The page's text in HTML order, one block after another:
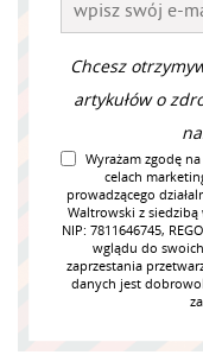
Chcesz
artykułów o
Wyrażam zgodę
celach
prowadzącego
Waltrowski z siedzibą
NIP: 7811646745,
wglądu do
zaprzestania
danych jest